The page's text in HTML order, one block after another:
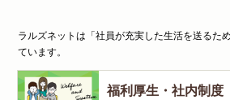
ラルズネットは「社員が充実した生活を送るた
ています。
福利厚生・社内制度